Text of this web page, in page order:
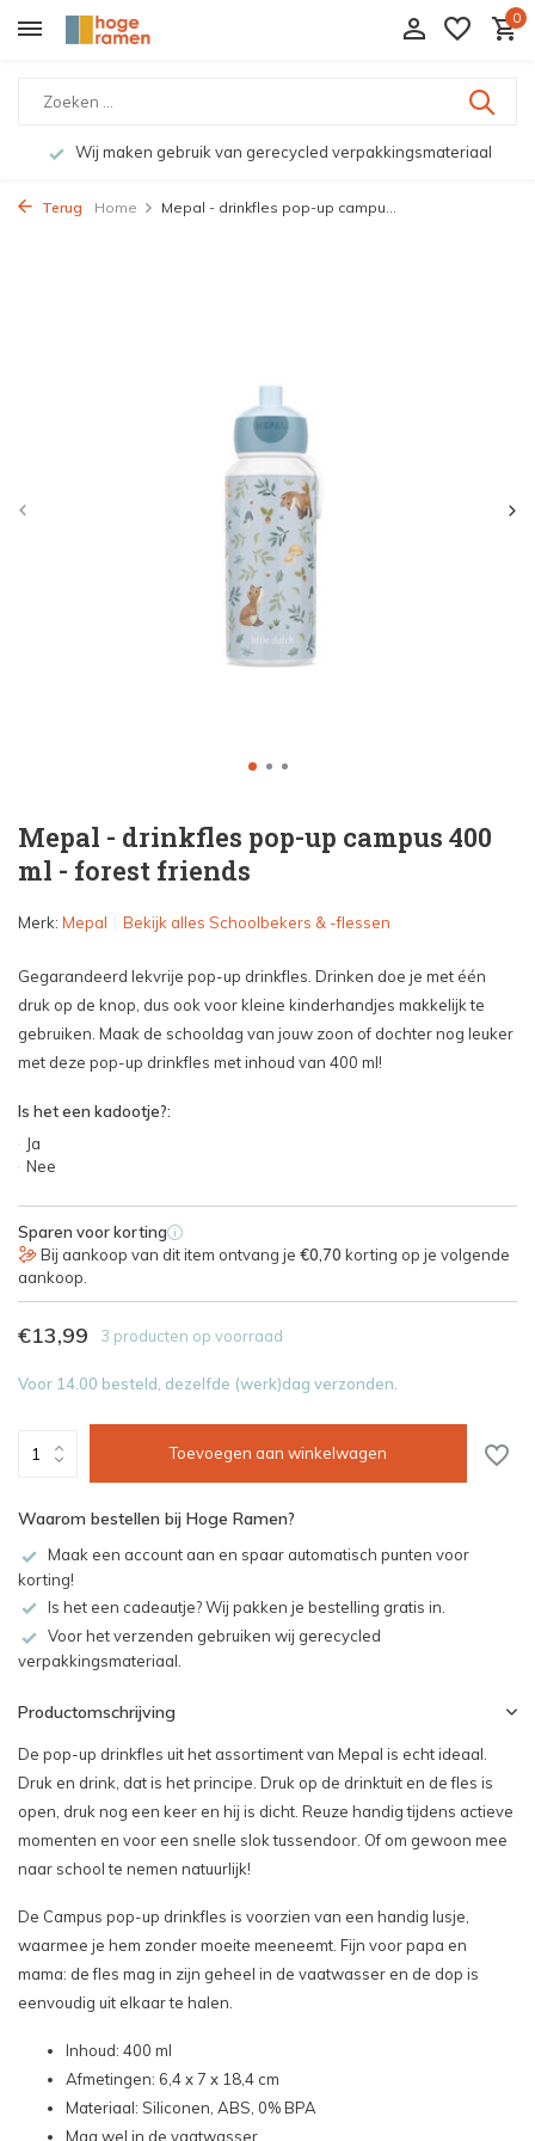
0
Wij maken gebruik van gerecycled verpakkingsmateriaal
Terug Home Mepal - drinkfles pop-up campu...
Mepal - drinkfles pop-up campus 400
ml - forest friends
Merk: Mepal Bekijk alles Schoolbekers & -flessen
Gegarandeerd lekvrije pop-up drinkfles. Drinken doe je met één
druk op de knop, dus ook voor kleine kinderhandjes makkelijk te
gebruiken. Maak de schooldag van jouw zoon of dochter nog leuker
met deze pop-up drinkfles met inhoud van 400 ml!
Is het een kadootje?:
Ja
Nee
Sparen voor korting i
Bij aankoop van dit item ontvang je €0,70 korting op je volgende
aankoop.
€13,99 3 producten op voorraad
Voor 14.00 besteld, dezelfde (werk)dag verzonden.
Toevoegen aan winkelwagen
Waarom bestellen bij Hoge Ramen?
Maak een account aan en spaar automatisch punten voor
korting!
Is het een cadeautje? Wij pakken je bestelling gratis in.
Voor het verzenden gebruiken wij gerecycled
verpakkingsmateriaal.
Productomschrijving
De pop-up drinkfles uit het assortiment van Mepal is echt ideaal.
Druk en drink, dat is het principe. Druk op de drinktuit en de fles is
open, druk nog een keer en hij is dicht. Reuze handig tijdens actieve
momenten en voor een snelle slok tussendoor. Of om gewoon mee
naar school te nemen natuurlijk!
De Campus pop-up drinkfles is voorzien van een handig lusje,
waarmee je hem zonder moeite meeneemt. Fijn voor papa en
mama: de fles mag in zijn geheel in de vaatwasser en de dop is
eenvoudig uit elkaar te halen.
Inhoud: 400 ml
Afmetingen: 6,4 x 7 x 18,4 cm
Materiaal: Siliconen, ABS, 0% BPA
Mag wel in de vaatwasser